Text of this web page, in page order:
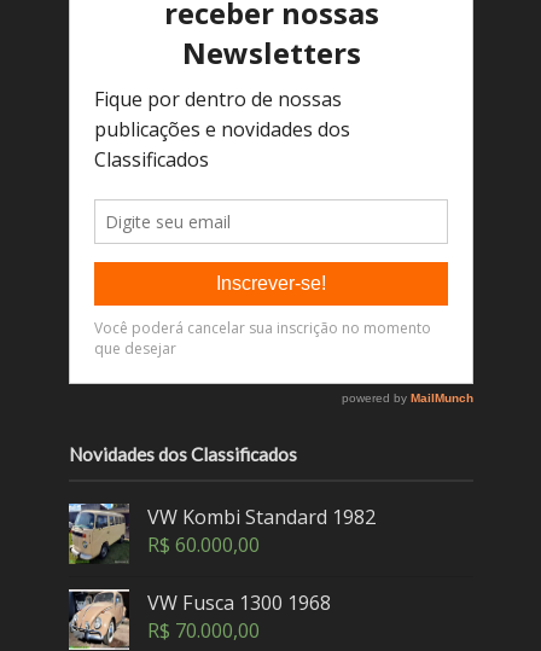
Novidades dos Classificados
VW Kombi Standard 1982
R$ 60.000,00
VW Fusca 1300 1968
R$ 70.000,00